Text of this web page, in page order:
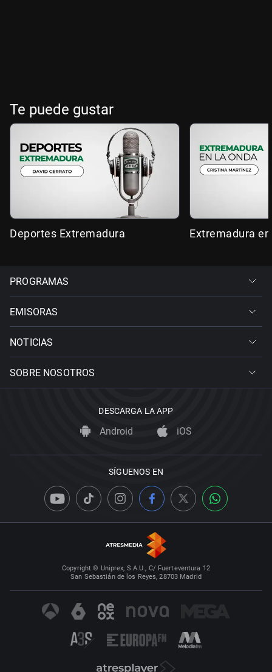
Te puede gustar
Deportes Extremadura Extremadura
PROGRAMAS
EMISORAS
NOTICIAS
SOBRE NOSOTROS
DESCARGA LA APP
Android iOS
SÍGUENOS EN
Copyright © Uniprex, S.A.U., C/ Fuerteventura 12
San Sebastián de los Reyes, 28703 Madrid